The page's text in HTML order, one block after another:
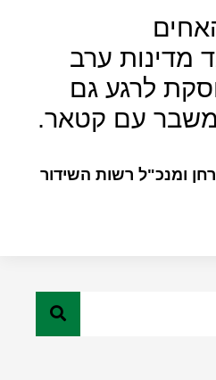
מדינות ערב
לרגע גם
עם קטאר.
ומנכ"ל רשות השידור